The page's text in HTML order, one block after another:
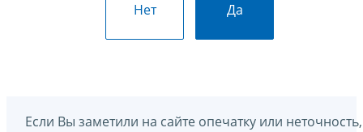
Нет Да
Если Вы заметили на сайте опечатку или неточность,